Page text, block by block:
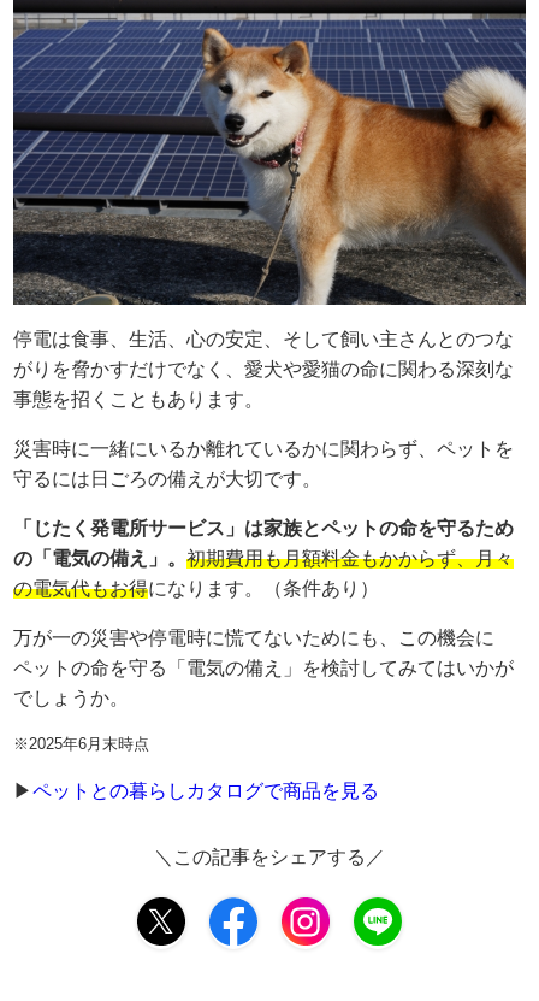
停電は食事、生活、心の安定、そして飼い主さんとのつな
がりを脅かすだけでなく、愛犬や愛猫の命に関わる深刻な
事態を招くこともあります。
災害時に一緒にいるか離れているかに関わらず、ペットを
守るには日ごろの備えが大切です。
「じたく発電所サービス」は家族とペットの命を守るため
の「電気の備え」。初期費用も月額料金もかからず、月々
の電気代もお得になります。（条件あり）
万が一の災害や停電時に慌てないためにも、この機会に
ペットの命を守る「電気の備え」を検討してみてはいかが
でしょうか。
※2025年6月末時点
▶︎ペットとの暮らしカタログで商品を見る
＼この記事をシェアする／